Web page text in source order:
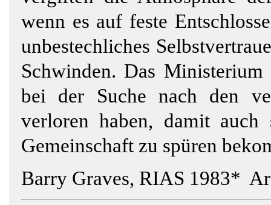
wenn es auf feste
unbestechliches
Schwinden. Das
bei der Suche nach den
verloren haben, damit
Gemeinschaft zu spüren
Barry Graves, RIAS 1983*